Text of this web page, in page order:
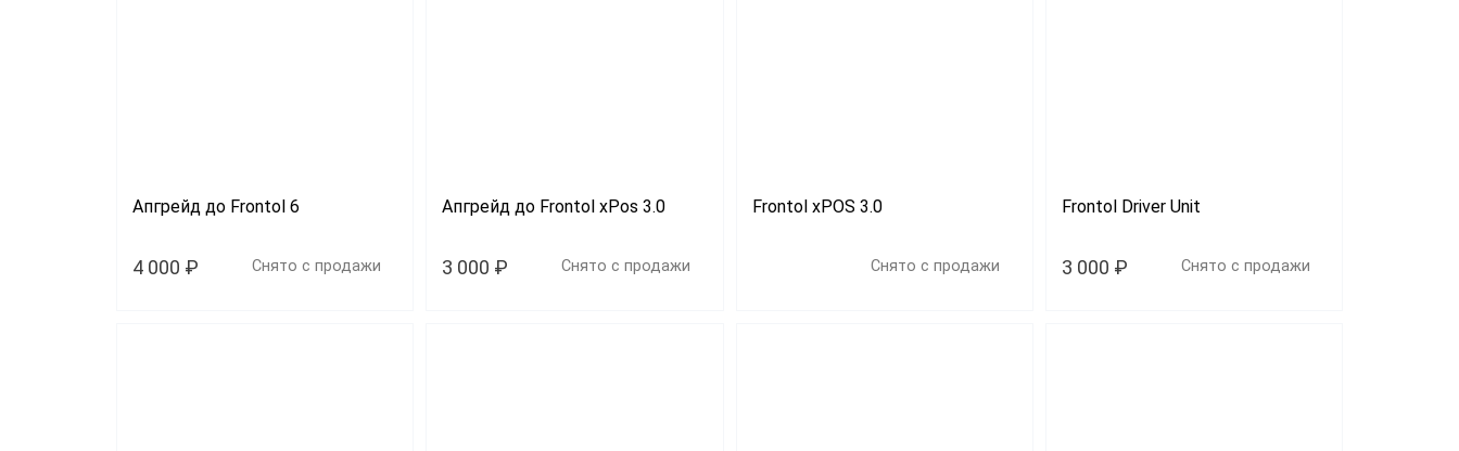
Апгрейд до Frontol 6
4 000 ₽ Снято с продажи
Апгрейд до Frontol xPos 3.0
3 000 ₽ Снято с продажи
Frontol xPOS 3.0
Снято с продажи
Frontol Driver Unit
3 000 ₽ Снято с продажи